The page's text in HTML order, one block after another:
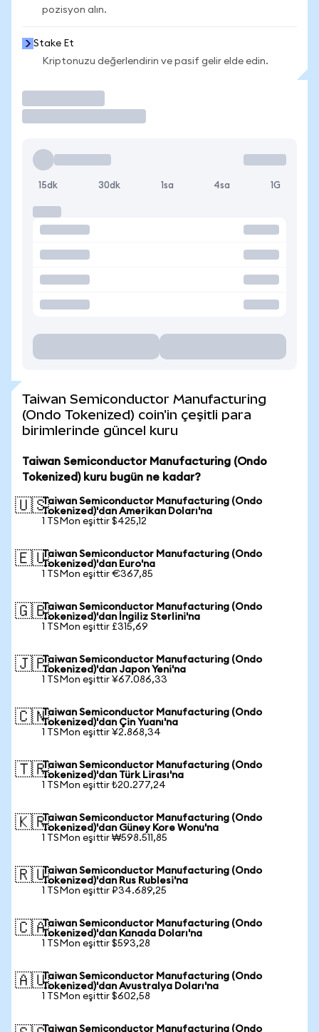
pozisyon alın.
Stake Et
Kriptonuzu değerlendirin ve pasif gelir elde edin.
15dk 30dk 1sa 4sa 1G
Taiwan Semiconductor Manufacturing
(Ondo Tokenized) coin'in çeşitli para
birimlerinde güncel kuru
Taiwan Semiconductor Manufacturing (Ondo
Tokenized) kuru bugün ne kadar?
🇺🇸Taiwan Semiconductor Manufacturing (Ondo
Tokenized)'dan Amerikan Doları'na
1 TSMon eşittir $425,12
🇪🇺Taiwan Semiconductor Manufacturing (Ondo
Tokenized)'dan Euro'na
1 TSMon eşittir €367,85
🇬🇧Taiwan Semiconductor Manufacturing (Ondo
Tokenized)'dan İngiliz Sterlini'na
1 TSMon eşittir £315,69
🇯🇵Taiwan Semiconductor Manufacturing (Ondo
Tokenized)'dan Japon Yeni'na
1 TSMon eşittir ¥67.086,33
🇨🇳Taiwan Semiconductor Manufacturing (Ondo
Tokenized)'dan Çin Yuanı'na
1 TSMon eşittir ¥2.868,34
🇹🇷Taiwan Semiconductor Manufacturing (Ondo
Tokenized)'dan Türk Lirası'na
1 TSMon eşittir ₺20.277,24
🇰🇷Taiwan Semiconductor Manufacturing (Ondo
Tokenized)'dan Güney Kore Wonu'na
1 TSMon eşittir ₩598.511,85
🇷🇺Taiwan Semiconductor Manufacturing (Ondo
Tokenized)'dan Rus Rublesi'na
1 TSMon eşittir ₽34.689,25
🇨🇦Taiwan Semiconductor Manufacturing (Ondo
Tokenized)'dan Kanada Doları'na
1 TSMon eşittir $593,28
🇦🇺Taiwan Semiconductor Manufacturing (Ondo
Tokenized)'dan Avustralya Doları'na
1 TSMon eşittir $602,58
Taiwan Semiconductor Manufacturing (Ondo